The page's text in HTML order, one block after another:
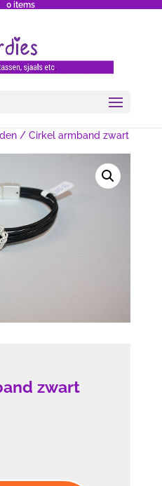
0 items
/ Cirkel armband zwart
zwart